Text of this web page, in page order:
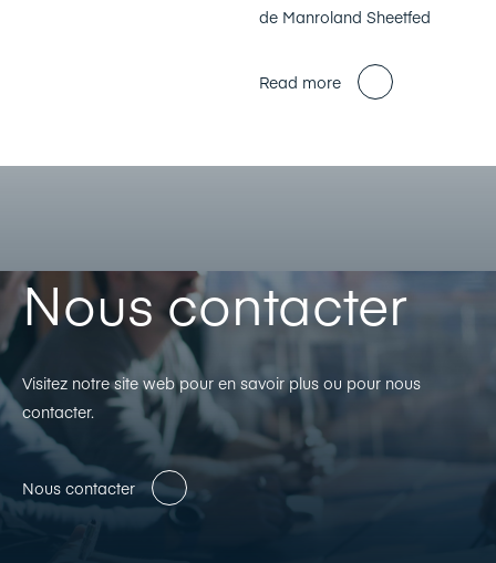
de Manroland Sheetfed
Read more
Nous contacter
Visitez notre site web pour en savoir plus ou pour nous
contacter.
Nous contacter